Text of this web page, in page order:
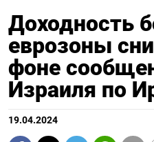
Доходность
еврозоны
фоне
Израиля по
19.04.2024